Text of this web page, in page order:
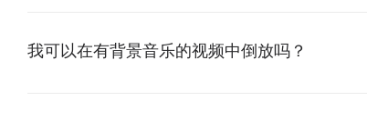
我可以在有背景音乐的视频中倒放吗？